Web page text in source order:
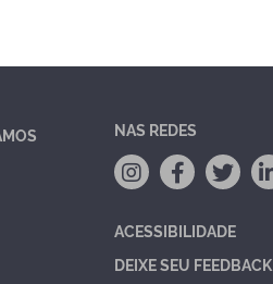
NAS REDES
ACESSIBILIDADE
DEIXE SEU FEEDBACK